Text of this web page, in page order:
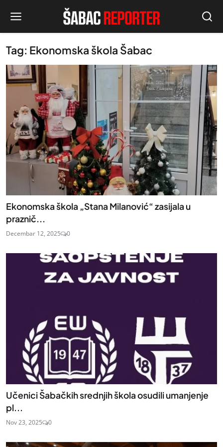
Tag: Ekonomska škola Šabac
Ekonomska škola „Stana Milanović“ zasijala u
praznič...
Decembar 12, 2025 0
Učenici Šabačkih srednjih škola osudili umanjenje
pl...
Nov 23, 2025 0